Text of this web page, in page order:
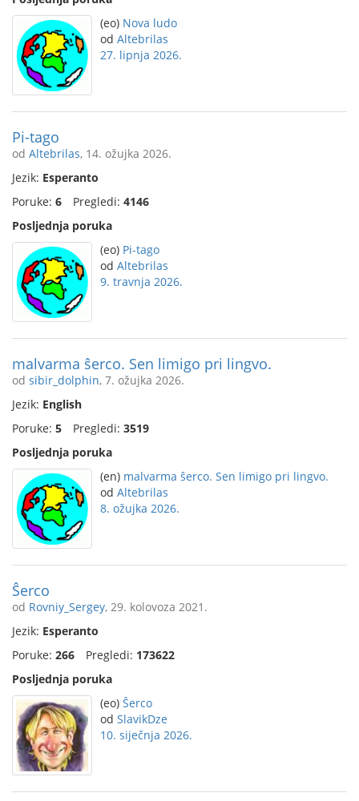
(eo) Nova ludo
od Altebrilas
27. lipnja 2026.
Pi-tago
od Altebrilas, 14. ožujka 2026.
Jezik: Esperanto
Poruke: 6 Pregledi: 4146
Posljednja poruka
(eo) Pi-tago
od Altebrilas
9. travnja 2026.
malvarma ŝerco. Sen limigo pri lingvo.
od sibir_dolphin, 7. ožujka 2026.
Jezik: English
Poruke: 5 Pregledi: 3519
Posljednja poruka
(en) malvarma ŝerco. Sen limigo pri lingvo.
od Altebrilas
8. ožujka 2026.
Ŝerco
od Rovniy_Sergey, 29. kolovoza 2021.
Jezik: Esperanto
Poruke: 266 Pregledi: 173622
Posljednja poruka
(eo) Ŝerco
od SlavikDze
10. siječnja 2026.